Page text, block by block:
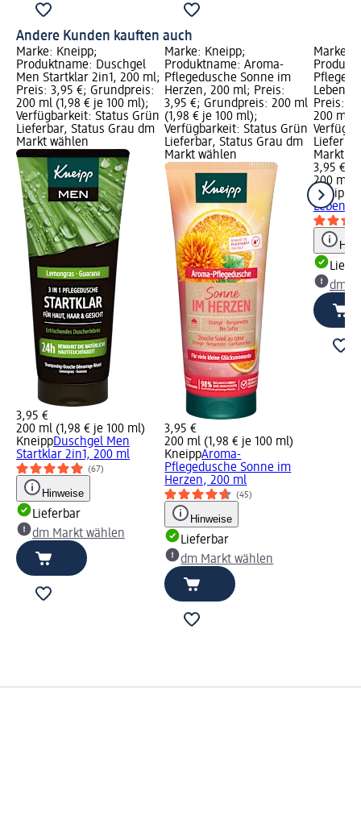
Andere Kunden kauften auch
Marke: Kneipp;
Produktname: Duschgel
Men Startklar 2in1, 200 ml;
Preis: 3,95 €; Grundpreis:
200 ml (1,98 € je 100 ml);
Verfügbarkeit: Status Grün
Lieferbar, Status Grau dm
Markt wählen
3,95 €
200 ml (1,98 € je 100 ml)
KneippDuschgel Men
Startklar 2in1, 200 ml
(67)
Hinweise
Lieferbar
dm Markt wählen
Marke: Kneipp;
Produktname: Aroma-
Pflegedusche Sonne im
Herzen, 200 ml; Preis:
3,95 €; Grundpreis: 200 ml
(1,98 € je 100 ml);
Verfügbarkeit: Status Grün
Lieferbar, Status Grau dm
Markt wählen
3,95 €
200 ml (1,98 € je 100 ml)
KneippAroma-
Pflegedusche Sonne im
Herzen, 200 ml
(45)
Hinweise
Lieferbar
dm Markt wählen
Marke:
Preis:
200 ml
Markt
3,95 €
200 ml
Kneipp
dm